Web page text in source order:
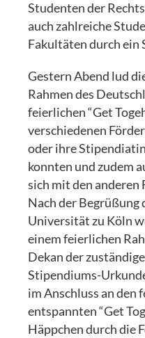
Studenten der
auch zahlreiche
Fakultäten durch
Gestern Abend lud
Rahmen des
feierlichen “Get
verschiedenen
oder ihre
konnten und zudem
sich mit den anderen
Nach der Begrüßung
Universität zu Köln
einem feierlichen
Dekan der
Stipendiums-
im Anschluss an den
entspannten “Get
Häppchen durch die